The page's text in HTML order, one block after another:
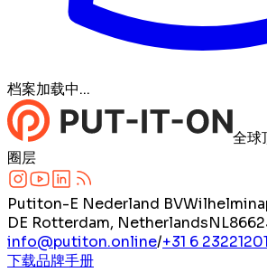
档案加载中...
全球
圈层
Putiton-E Nederland BV
DE Rotterdam, Netherlands
info@putiton.online/+31 6 23221201
下载品牌手册